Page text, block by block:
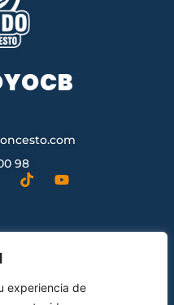
experiencia de
98